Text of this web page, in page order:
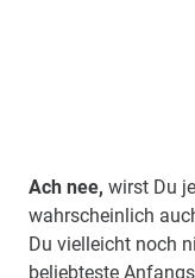
Ach nee, wirst Du
wahrscheinlich
Du vielleicht noch
beliebteste